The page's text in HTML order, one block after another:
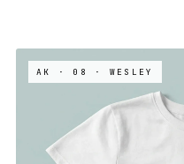
AK · 08 · WESLEY